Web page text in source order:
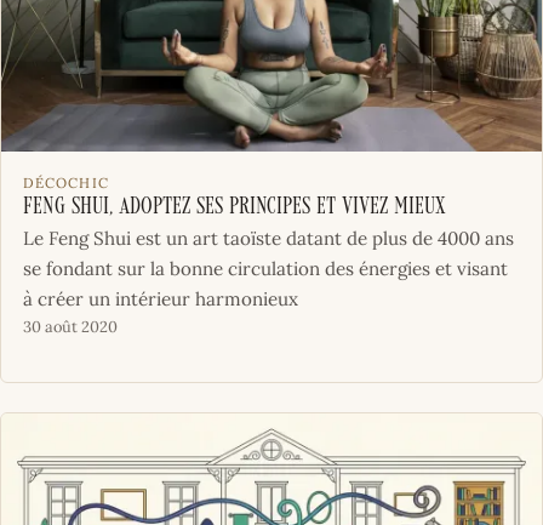
DÉCOCHIC
Feng Shui, adoptez ses principes et vivez mieux
Le Feng Shui est un art taoïste datant de plus de 4000 ans
se fondant sur la bonne circulation des énergies et visant
à créer un intérieur harmonieux
30 août 2020